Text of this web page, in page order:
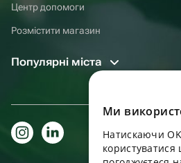
Центр допомоги
Розмістити магазин
Популярні міста
Ми
Натискаючи